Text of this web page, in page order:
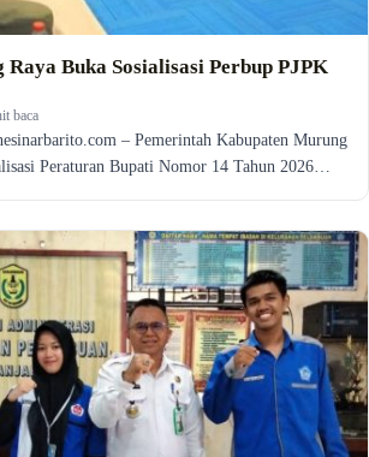
Raya Buka Sosialisasi Perbup PJPK
baca
– Pemerintah Kabupaten Murung
Peraturan Bupati Nomor 14 Tahun 2026…